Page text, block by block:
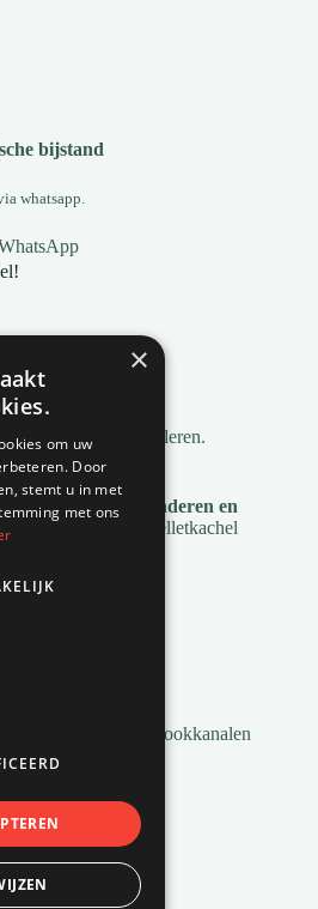
bijstand
whatsapp.
pelletkachels installeren.
actief inheel Vlaanderen en
en service van je pelletkachel
over Pelletkachel Rookkanalen
×
om uw
Door
stemt u in met
met ons